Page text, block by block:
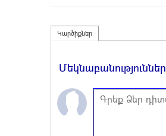
Կարծիքներ
Մեկնաբանություններ